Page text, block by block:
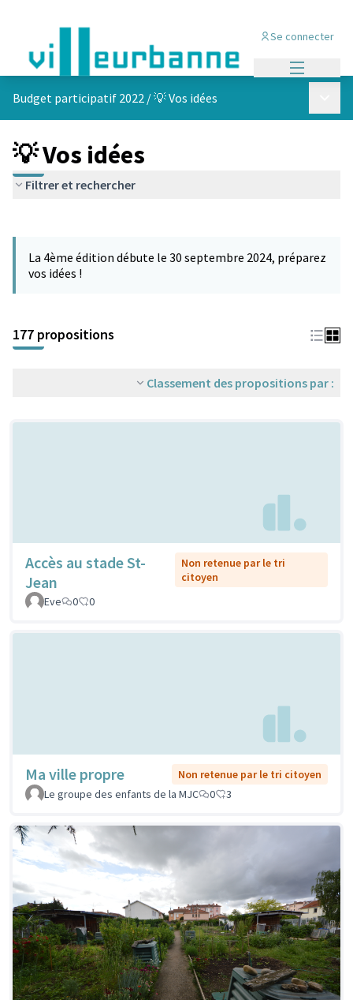
Se connecter
Budget participatif 2022 /💡 Vos idées
💡 Vos idées
Filtrer et rechercher
−
La 4ème édition débute le 30 septembre 2024, préparez
vos idées !
177 propositions
Classement des propositions par :
Accès au stade St-
Jean
Non retenue par le tri
citoyen
Eve
0 0
Ma ville propre
Non retenue par le tri citoyen
Le groupe des enfants de la MJC
0 3